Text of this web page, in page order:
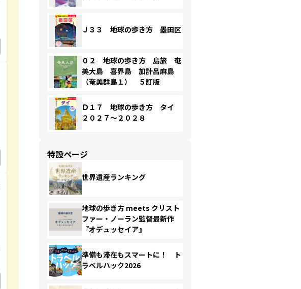
Ｊ３３ 地球の歩き方 墨田区
０２ 地球の歩き方 島旅 奄
美大島 喜界島 加計呂麻島
（奄美群島１） ５訂版
Ｄ１７ 地球の歩き方 タイ
２０２７～２０２８
特設ページ
世界遺産ランキング
地球の歩き方 meets クリスト
ファー・ノーラン監督最新作
『オデュッセイア』
準備も滞在もスマートに！ ト
ラベルハック2026